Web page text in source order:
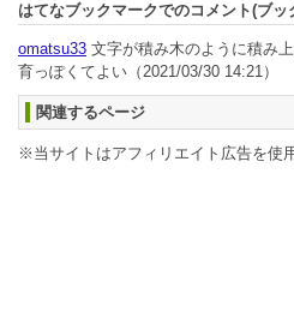
はてなブックマークでのコメント(ブッ
omatsu33 文字が積み木のように積み
育っぽくてよい （2021/03/30 14:21）
関連するページ
※当サイトはアフィリエイト広告を使